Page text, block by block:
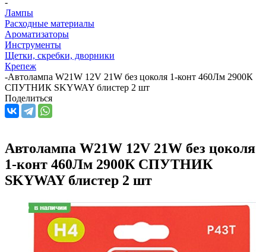
Лампы
Расходные материалы
Ароматизаторы
Инструменты
Щетки, скребки, дворники
Крепеж
-Автолампа W21W 12V 21W без цоколя 1-конт 460Лм 2900К
СПУТНИК SKYWAY блистер 2 шт
Поделиться
Автолампа W21W 12V 21W без цоколя
1-конт 460Лм 2900К СПУТНИК
SKYWAY блистер 2 шт